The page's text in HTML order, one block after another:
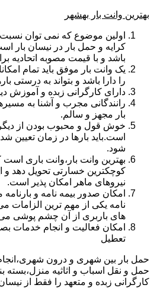
بهترین وانت بار بهشهر
اولین موضوع که نمی توان
کرایه و حمل بار در نیسان بار
باشد و با قیمت مصوبه اتحادیه
یک وانت بار موفق باید تمام
را دارا باشد و بتواند به درستی
دارای کارگرانی زبده و آموزش
رانندگانی مجرب و آشنا به
بار مجهز و سالم.
خوش قول و محبوب بودن از
است.باید بارها در زمان تعیین
شود.
بهترین وانت بار،وانت باری است
کوچکترین خسارتی تحویل دهد و
نیروهای ماهر امکان پذیر است.
امکان صدور بیمه نامه و بارنامه
نامه یکی از مهم ترین
های باربری از آن چشم پوشی می
تعطیل
حمل بار بین شهری و درون
حمل و نقل اسباب و اثاثیه منزل،بسته
کارگرانی زبده و متعهد را فقط از نیسان